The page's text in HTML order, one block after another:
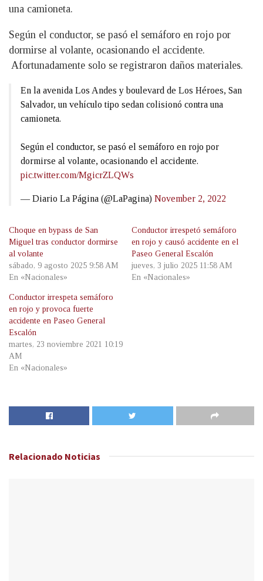
una camioneta.
Según el conductor, se pasó el semáforo en rojo por
dormirse al volante, ocasionando el accidente.
Afortunadamente solo se registraron daños materiales.
En la avenida Los Andes y boulevard de Los Héroes, San
Salvador, un vehículo tipo sedan colisionó contra una
camioneta.
Según el conductor, se pasó el semáforo en rojo por
dormirse al volante, ocasionando el accidente.
pic.twitter.com/MgicrZLQWs
— Diario La Página (@LaPagina) November 2, 2022
Choque en bypass de San
Miguel tras conductor dormirse
al volante
sábado, 9 agosto 2025 9:58 AM
En «Nacionales»
Conductor irrespetó semáforo
en rojo y causó accidente en el
Paseo General Escalón
jueves, 3 julio 2025 11:58 AM
En «Nacionales»
Conductor irrespeta semáforo
en rojo y provoca fuerte
accidente en Paseo General
Escalón
martes, 23 noviembre 2021 10:19
AM
En «Nacionales»
Relacionado Noticias